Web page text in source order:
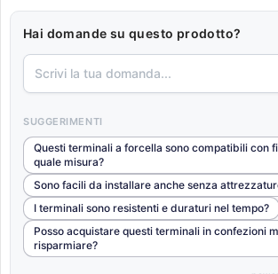
Hai domande su questo prodotto?
SUGGERIMENTI
Questi terminali a forcella sono compatibili con
quale misura?
Sono facili da installare anche senza
I terminali sono resistenti e duraturi nel tempo?
Posso acquistare questi terminali in confezioni
risparmiare?